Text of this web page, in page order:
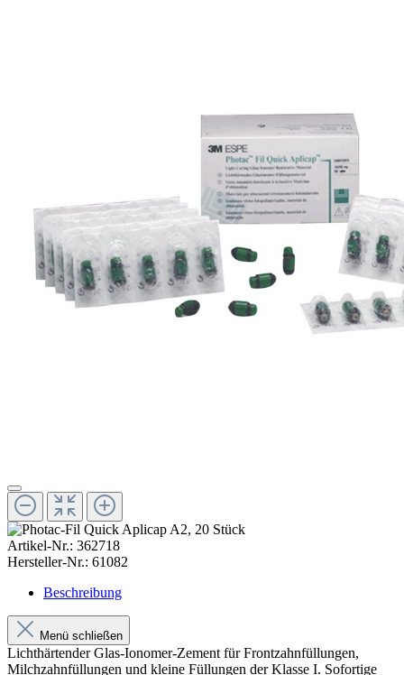
Artikel-Nr.: 362718
Hersteller-Nr.: 61082
Beschreibung
Menü schließen
Lichthärtender Glas-Ionomer-Zement für Frontzahnfüllungen,
Milchzahnfüllungen und kleine Füllungen der Klasse I. Sofortige